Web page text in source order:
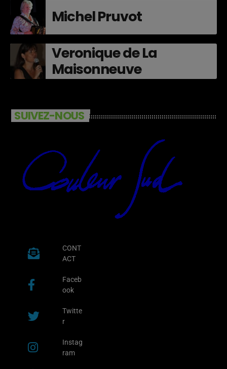
Michel Pruvot
Veronique de La
Maisonneuve
SUIVEZ-NOUS
CONT
ACT
Faceb
ook
Twitte
r
Instag
ram